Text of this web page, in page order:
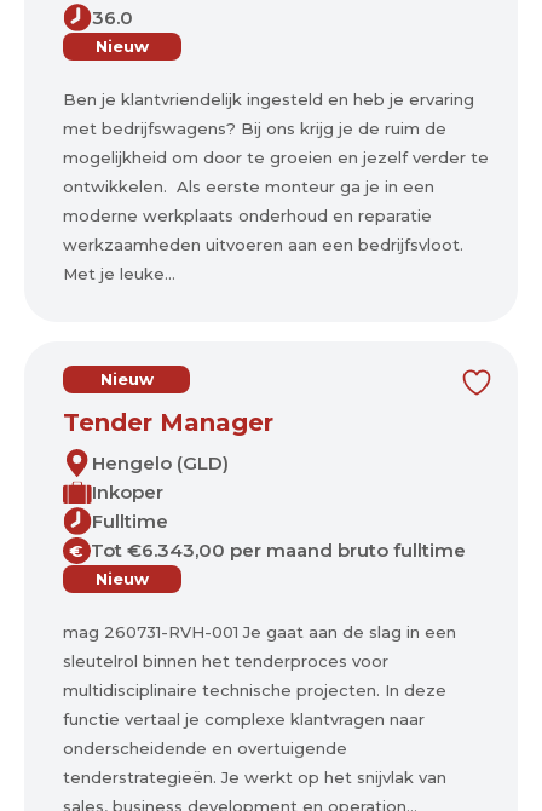
36.0
Nieuw
Ben je klantvriendelijk ingesteld en heb je ervaring
met bedrijfswagens? Bij ons krijg je de ruim de
mogelijkheid om door te groeien en jezelf verder te
ontwikkelen. Als eerste monteur ga je in een
moderne werkplaats onderhoud en reparatie
werkzaamheden uitvoeren aan een bedrijfsvloot.
Met je leuke...
Nieuw
Tender Manager
Hengelo (GLD)
Inkoper
Fulltime
€ Tot €6.343,00 per maand bruto fulltime
Nieuw
mag 260731-RVH-001 Je gaat aan de slag in een
sleutelrol binnen het tenderproces voor
multidisciplinaire technische projecten. In deze
functie vertaal je complexe klantvragen naar
onderscheidende en overtuigende
tenderstrategieën. Je werkt op het snijvlak van
sales, business development en operation...